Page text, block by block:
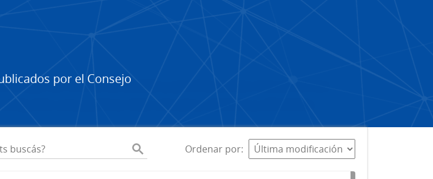
por el Consejo
Ordenar por